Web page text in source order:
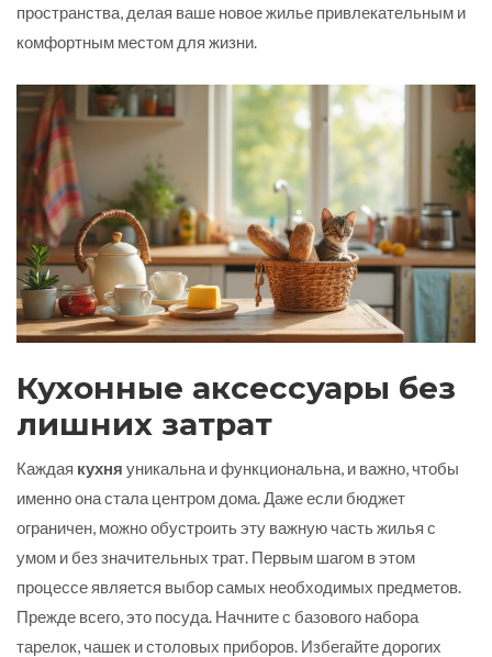
пространства, делая ваше новое жилье привлекательным и
комфортным местом для жизни.
Кухонные аксессуары без
лишних затрат
Каждая кухня уникальна и функциональна, и важно, чтобы
именно она стала центром дома. Даже если бюджет
ограничен, можно обустроить эту важную часть жилья с
умом и без значительных трат. Первым шагом в этом
процессе является выбор самых необходимых предметов.
Прежде всего, это посуда. Начните с базового набора
тарелок, чашек и столовых приборов. Избегайте дорогих